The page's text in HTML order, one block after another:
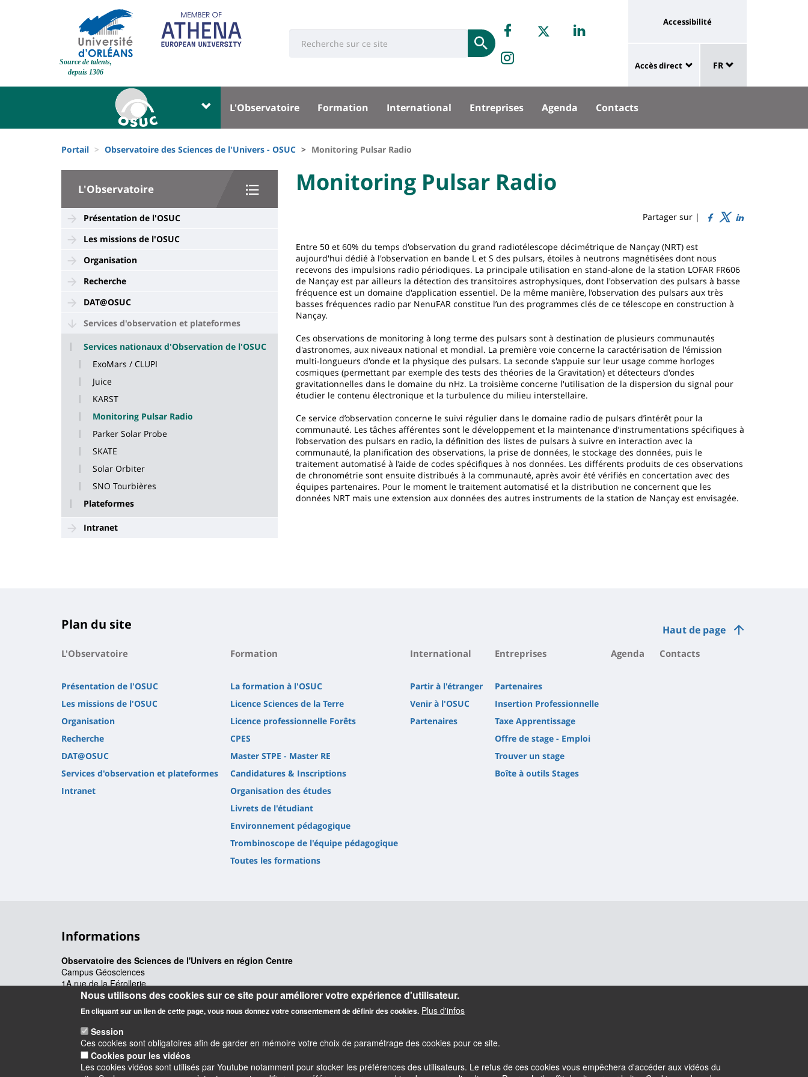
Site
Source de talents,
depuis 1306
Université
Soumettre
Réseaux
sociaux
Retrouvez-
sur
Facebook
Retrouvez
sur
Twitter
Université
lien
vers
page
accessibilité
Accessibilité
University
:
links
Accès direct de
langue
FR
Université
Block
liste
des
composantes
Menu
principal
L'Observatoire Formation International Entreprises Agenda Contacts
d'Ariane
Portail Observatoire des Sciences de l'Univers - OSUC Monitoring Pulsar Radio
University
Sidebar
L'Observatoire
Présentation de l'OSUC
Les missions de l'OSUC
Organisation
Recherche
DAT@OSUC
Services d'observation et plateformes
Services nationaux d'Observation de l'OSUC
ExoMars / CLUPI
Juice
KARST
Monitoring Pulsar Radio
Parker Solar Probe
SKATE
Solar Orbiter
SNO Tourbières
Plateformes
Intranet
University
content
Titre
Monitoring Pulsar Radio
Partager sur |
Contenu
de
la
page
principale
Entre 50 et 60% du temps d'observation du grand radiotélescope décimétrique de Nançay (NRT) est
aujourd'hui dédié à l'observation en bande L et S des pulsars, étoiles à neutrons magnétisées dont nous
recevons des impulsions radio périodiques. La principale utilisation en stand-alone de la station LOFAR FR606
de Nançay est par ailleurs la détection des transitoires astrophysiques, dont l'observation des pulsars à basse
fréquence est un domaine d'application essentiel. De la même manière, l’observation des pulsars aux très
basses fréquences radio par NenuFAR constitue l’un des programmes clés de ce télescope en construction à
Nançay.
Ces observations de monitoring à long terme des pulsars sont à destination de plusieurs communautés
d'astronomes, aux niveaux national et mondial. La première voie concerne la caractérisation de l'émission
multi-longueurs d'onde et la physique des pulsars. La seconde s'appuie sur leur usage comme horloges
cosmiques (permettant par exemple des tests des théories de la Gravitation) et détecteurs d'ondes
gravitationnelles dans le domaine du nHz. La troisième concerne l'utilisation de la dispersion du signal pour
étudier le contenu électronique et la turbulence du milieu interstellaire.
Ce service d’observation concerne le suivi régulier dans le domaine radio de pulsars d’intérêt pour la
communauté. Les tâches afférentes sont le développement et la maintenance d’instrumentations spécifiques à
l’observation des pulsars en radio, la définition des listes de pulsars à suivre en interaction avec la
communauté, la planification des observations, la prise de données, le stockage des données, puis le
traitement automatisé à l’aide de codes spécifiques à nos données. Les différents produits de ces observations
de chronométrie sont ensuite distribués à la communauté, après avoir été vérifiés en concertation avec des
équipes partenaires. Pour le moment le traitement automatisé et la distribution ne concernent que les
données NRT mais une extension aux données des autres instruments de la station de Nançay est envisagée.
Haut de page
Plan du site
L'Observatoire
Présentation de l'OSUC
Les missions de l'OSUC
Organisation
Recherche
DAT@OSUC
Services d'observation et plateformes
Intranet
Formation
La formation à l'OSUC
Licence Sciences de la Terre
Licence professionnelle Forêts
CPES
Master STPE - Master RE
Candidatures & Inscriptions
Organisation des études
Livrets de l'étudiant
Environnement pédagogique
Trombinoscope de l'équipe pédagogique
Toutes les formations
International
Partir à l'étranger
Venir à l'OSUC
Partenaires
Entreprises
Partenaires
Insertion Professionnelle
Taxe Apprentissage
Offre de stage - Emploi
Trouver un stage
Boîte à outils Stages
Agenda Contacts
Informations
Observatoire des Sciences de l'Univers en région Centre
Campus Géosciences
1A rue de la Férollerie
45071 Orléans cedex 2
Nous utilisons des cookies sur ce site pour améliorer votre expérience d'utilisateur.
En cliquant sur un lien de cette page, vous nous donnez votre consentement de définir des cookies. Plus d'infos
Session
Ces cookies sont obligatoires afin de garder en mémoire votre choix de paramétrage des cookies pour ce site.
Cookies pour les vidéos
Les cookies vidéos sont utilisés par Youtube notamment pour stocker les préférences des utilisateurs. Le refus de ces cookies vous empêchera d'accéder aux vidéos du